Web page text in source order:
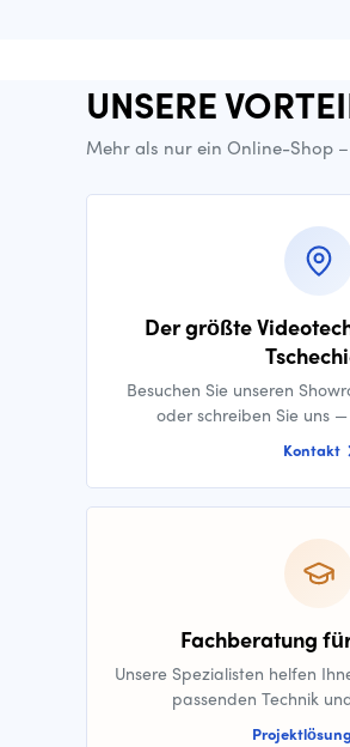
UNSERE
Mehr als nur ein Online-Shop
Der größte
Besuchen Sie unseren
oder schreiben Sie uns
Kontakt
Fachberatung
Unsere Spezialisten helfen
passenden Technik